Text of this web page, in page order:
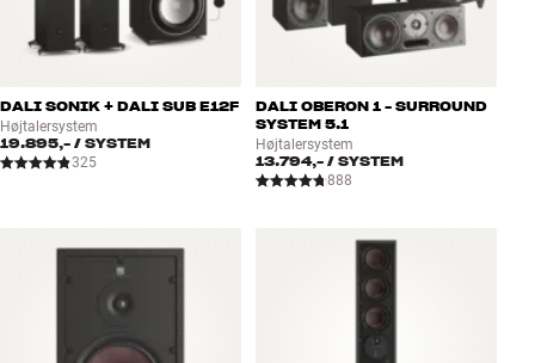
DALI SONIK + DALI SUB E12F
Højtalersystem
19.895,- / SYSTEM
325
DALI OBERON 1 - SURROUND
SYSTEM 5.1
Højtalersystem
13.794,- / SYSTEM
888